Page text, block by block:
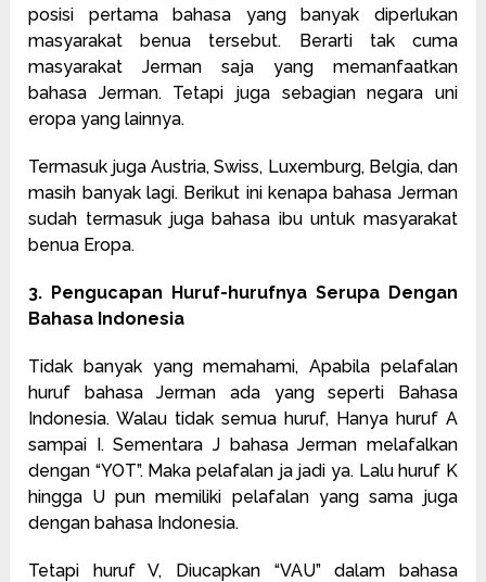
posisi pertama bahasa yang banyak diperlukan
masyarakat benua tersebut. Berarti tak cuma
masyarakat Jerman saja yang memanfaatkan
bahasa Jerman. Tetapi juga sebagian negara uni
eropa yang lainnya.
Termasuk juga Austria, Swiss, Luxemburg, Belgia, dan
masih banyak lagi. Berikut ini kenapa bahasa Jerman
sudah termasuk juga bahasa ibu untuk masyarakat
benua Eropa.
3. Pengucapan Huruf-hurufnya Serupa Dengan
Bahasa Indonesia
Tidak banyak yang memahami, Apabila pelafalan
huruf bahasa Jerman ada yang seperti Bahasa
Indonesia. Walau tidak semua huruf, Hanya huruf A
sampai I. Sementara J bahasa Jerman melafalkan
dengan “YOT”. Maka pelafalan ja jadi ya. Lalu huruf K
hingga U pun memiliki pelafalan yang sama juga
dengan bahasa Indonesia.
Tetapi huruf V, Diucapkan “VAU” dalam bahasa